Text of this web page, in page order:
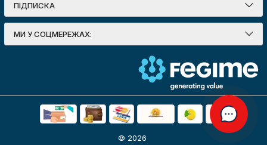
ПІДПИСКА
МИ У СОЦМЕРЕЖАХ:
© 2026